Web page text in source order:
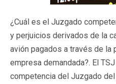
¿Cuál es el Juzgado
y perjuicios derivados de la
avión pagados a través de la
empresa demandada?. El
competencia del Juzgado